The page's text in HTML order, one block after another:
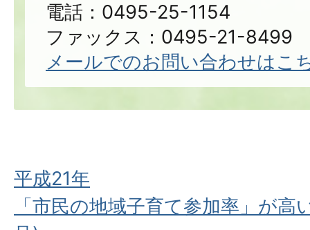
電話：0495-25-1154
ファックス：0495-21-8499
メールでのお問い合わせはこ
平成21年
「市民の地域子育て参加率」が高